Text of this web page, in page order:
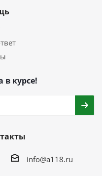
в курсе!
info@a118.ru